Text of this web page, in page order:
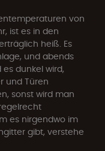
von
ist es in den
heiß. Es
und abends
dunkel wird,
und Türen
sonst wird man
es nirgendwo im
gibt, verstehe